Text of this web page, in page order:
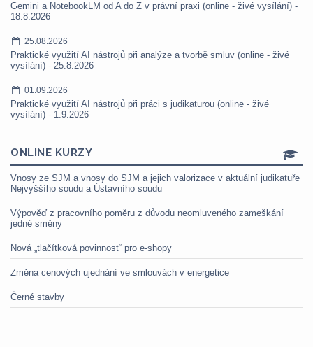
Gemini a NotebookLM od A do Z v právní praxi (online - živé vysílání) -
18.8.2026
25.08.2026
Praktické využití AI nástrojů při analýze a tvorbě smluv (online - živé
vysílání) - 25.8.2026
01.09.2026
Praktické využití AI nástrojů při práci s judikaturou (online - živé
vysílání) - 1.9.2026
ONLINE KURZY
Vnosy ze SJM a vnosy do SJM a jejich valorizace v aktuální judikatuře
Nejvyššího soudu a Ústavního soudu
Výpověď z pracovního poměru z důvodu neomluveného zameškání
jedné směny
Nová „tlačítková povinnost“ pro e-shopy
Změna cenových ujednání ve smlouvách v energetice
Černé stavby